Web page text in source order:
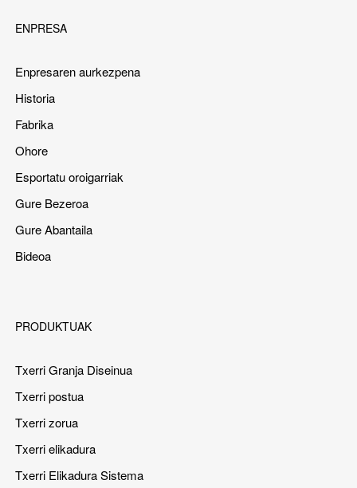
ENPRESA
Enpresaren aurkezpena
Historia
Fabrika
Ohore
Esportatu oroigarriak
Gure Bezeroa
Gure Abantaila
Bideoa
PRODUKTUAK
Txerri Granja Diseinua
Txerri postua
Txerri zorua
Txerri elikadura
Txerri Elikadura Sistema